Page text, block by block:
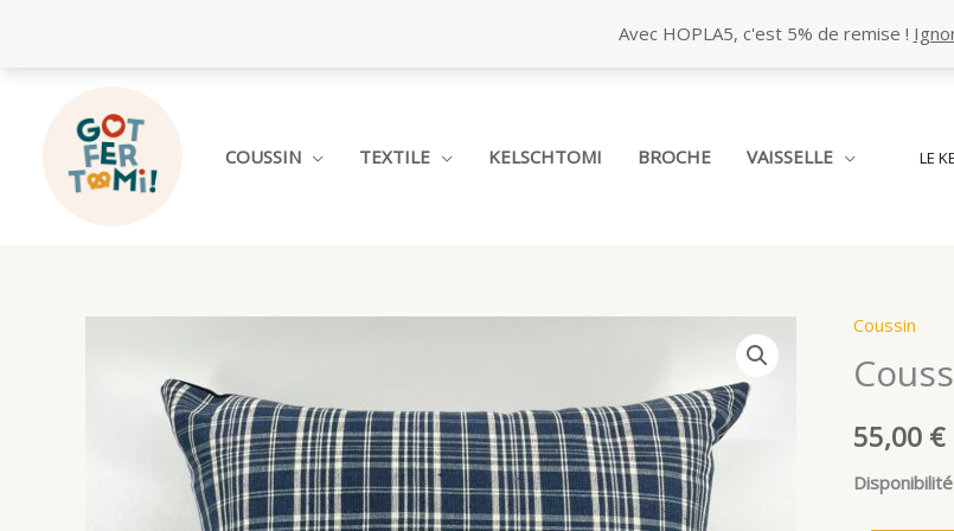
Avec HOPLA5, c'est 5% de remise !
COUSSIN TEXTILE KELSCHTOMI BROCHE VAISSELLE LE
Coussin
55,00 €